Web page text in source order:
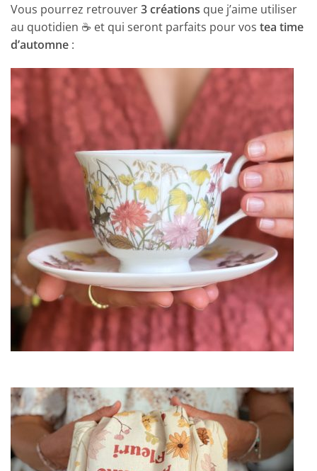
Vous pourrez retrouver3 créations que j’aime utiliser
au quotidien ☕️ et qui seront parfaits pour vos tea time
d’automne :